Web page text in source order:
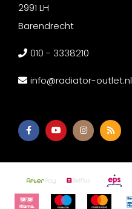
2991 LH
Barendrecht
010 - 3338210
info@radiator-outlet.nl